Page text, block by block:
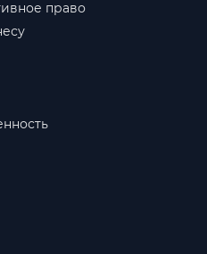
право